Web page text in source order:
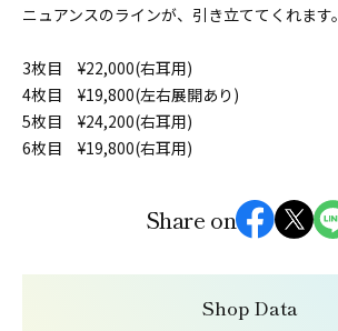
ニュアンスのラインが、引き立ててくれます。
3枚目 ¥22,000(右耳用)
4枚目 ¥19,800(左右展開あり)
5枚目 ¥24,200(右耳用)
6枚目 ¥19,800(右耳用)
Share on
Shop Data